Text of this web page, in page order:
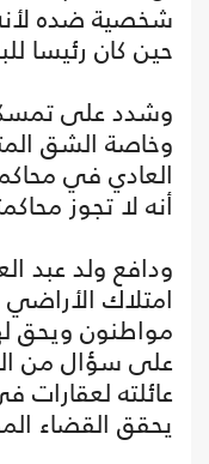
شخصية ضده
حين كان رئيسا
وخاصة الشق
العادي في
أنه لا تجوز
ودافع ولد عبد
امتلاك
مواطنون ويحق
على سؤال من
عائلته
يحقق القضاء